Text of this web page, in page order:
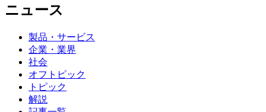
ニュース
製品・サービス
企業・業界
社会
オフトピック
トピック
解説